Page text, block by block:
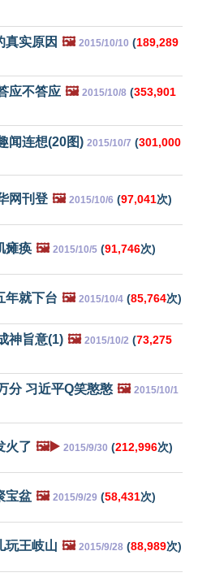
真实原因 🖼️ 2015/10/10 (189,289
应不答应 🖼️ 2015/10/8 (353,901
闻连想(20图) 2015/10/7 (301,000
网刊登 🖼️ 2015/10/6 (97,041次)
瘫痪 🖼️ 2015/10/5 (91,746次)
年就下台 🖼️ 2015/10/4 (85,764次)
神旨意(1) 🖼️ 2015/10/2 (73,275
分 习近平Q笑憨憨 🖼️ 2015/10/1
火了 🖼️▶️ 2015/9/30 (212,996次)
宝盆 🖼️ 2015/9/29 (58,431次)
玩王岐山 🖼️ 2015/9/28 (88,989次)